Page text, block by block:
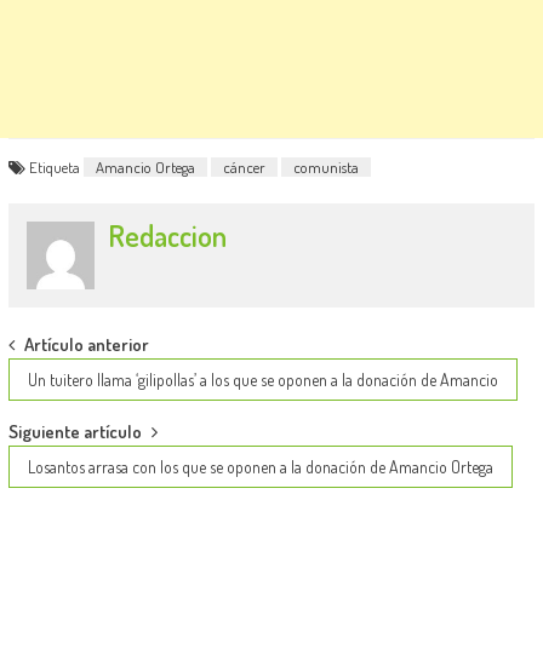
Etiqueta Amancio Ortega cáncer comunista
Redaccion
Post
navigation
Artículo anterior
Un tuitero llama ‘gilipollas’ a los que se oponen a la donación de Amancio
Siguiente artículo
Losantos arrasa con los que se oponen a la donación de Amancio Ortega